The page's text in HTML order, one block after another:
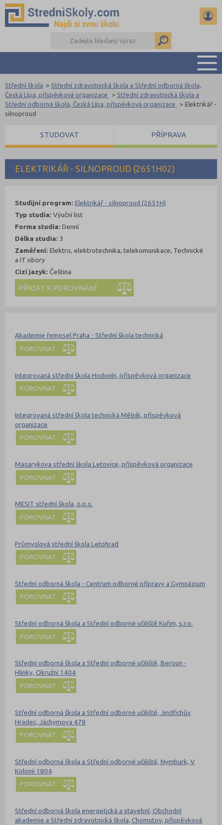
PŘEHLED ŠKOL
PŘÍPRAVA NA PŘIJÍMAČKY
REFERÁTY A SEMINÁRKY
DALŠÍ DRUHY ŠKOL
ELEKTRIKÁŘ - SILNOPROUD (2651H02)
Střední škola > Střední zdravotnická škola a Střední odborná škola,
Česká Lípa, příspěvková organizace
> Střední zdravotnická škola a
Střední odborná škola, Česká Lípa, příspěvková organizace
> Elektrikář -
silnoproud
Studijní program:Elektrikář - silnoproud (2651H)
Typ studia:Výuční list
Forma studia:Denní
Délka studia: 3
Zaměření:Elektro, elektrotechnika, telekomunikace, Technické
a IT obory
Cizí jazyk:Čeština
STUDOVAT PŘÍPRAVA
Akademie řemesel Praha - Střední škola technická
POROVNAT
Integrovaná střední škola Hodonín, příspěvková organizace
POROVNAT
Integrovaná střední škola technická Mělník, příspěvková
organizace
POROVNAT
Masarykova střední škola Letovice, příspěvková organizace
POROVNAT
MESIT střední škola, o.p.s.
POROVNAT
Průmyslová střední škola Letohrad
POROVNAT
Střední odborná škola - Centrum odborné přípravy a Gymnázium
POROVNAT
Střední odborná škola a Střední odborné učiliště Kuřim, s.r.o.
POROVNAT
Střední odborná škola a Střední odborné učiliště, Beroun -
Hlinky, Okružní 1404
POROVNAT
Střední odborná škola a Střední odborné učiliště, Jindřichův
Hradec, Jáchymova 478
POROVNAT
Střední odborná škola a Střední odborné učiliště, Nymburk, V
Kolonii 1804
POROVNAT
Střední odborná škola energetická a stavební, Obchodní
akademie a Střední zdravotnická škola, Chomutov, příspěvková